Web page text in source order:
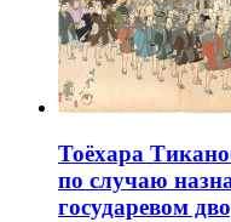
Тоёхара
по случаю
государевом